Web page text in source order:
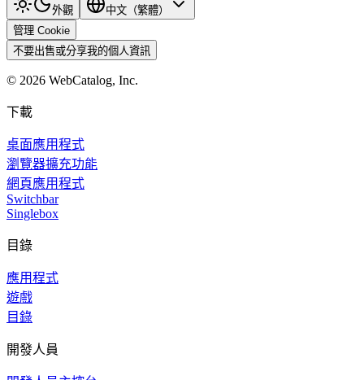
外觀
中文（繁體）
管理 Cookie
不要出售或分享我的個人資訊
© 2026 WebCatalog, Inc.
下載
桌面應用程式
瀏覽器擴充功能
網頁應用程式
Switchbar
Singlebox
目錄
應用程式
遊戲
目錄
開發人員